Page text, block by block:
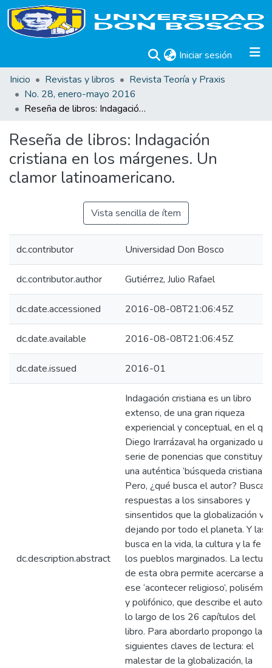
Iniciar sesión (current)
Inicio
Revistas y libros
Revista Teoría y Praxis
No. 28, enero-mayo 2016
Reseña de libros: Indagación cristiana en los márgenes. Un clamor latinoamericano.
Reseña de libros: Indagación
cristiana en los márgenes. Un
clamor latinoamericano.
Vista sencilla de ítem
dc.contributor Universidad Don Bosco
dc.contributor.author Gutiérrez, Julio Rafael
dc.date.accessioned 2016-08-08T21:06:45Z
dc.date.available 2016-08-08T21:06:45Z
dc.date.issued 2016-01
dc.description.abstract
Indagación cristiana es un libro
extenso, de una gran riqueza
experiencial y conceptual, en el
Diego Irarrázaval ha organizado una
serie de ponencias que constituyen
una auténtica ‘búsqueda cristiana’.
Pero, ¿qué busca el autor? Busca
respuestas a los sinsabores y
sinsentidos que la globalización va
dejando por todo el planeta. Y las
busca en la vida, la cultura y la fe
los pueblos marginados. La lectura
de esta obra permite acercarse a
ese ‘acontecer religioso’,
y polifónico, que describe el autor a
lo largo de los 26 capítulos del
libro. Para abordarlo propongo las
siguientes claves de lectura: el
malestar de la globalización, la